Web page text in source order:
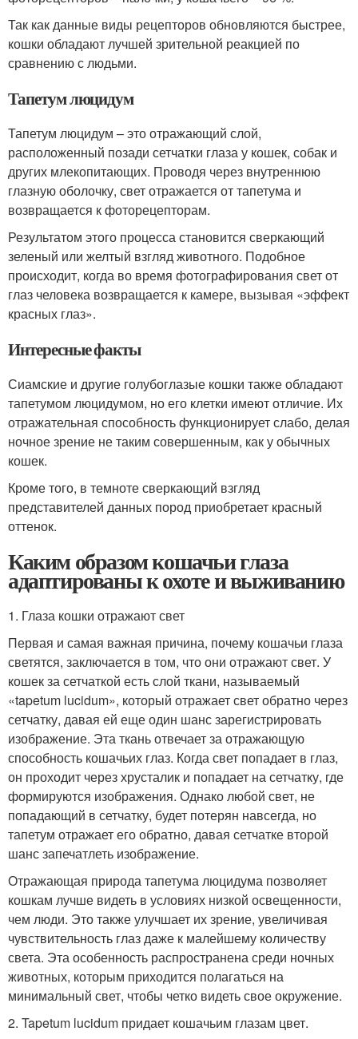
Так как данные виды рецепторов обновляются быстрее,
кошки обладают лучшей зрительной реакцией по
сравнению с людьми.
Тапетум люцидум
Тапетум люцидум – это отражающий слой,
расположенный позади сетчатки глаза у кошек, собак и
других млекопитающих. Проводя через внутреннюю
глазную оболочку, свет отражается от тапетума и
возвращается к фоторецепторам.
Результатом этого процесса становится сверкающий
зеленый или желтый взгляд животного. Подобное
происходит, когда во время фотографирования свет от
глаз человека возвращается к камере, вызывая «эффект
красных глаз».
Интересные факты
Сиамские и другие голубоглазые кошки также обладают
тапетумом люцидумом, но его клетки имеют отличие. Их
отражательная способность функционирует слабо, делая
ночное зрение не таким совершенным, как у обычных
кошек.
Кроме того, в темноте сверкающий взгляд
представителей данных пород приобретает красный
оттенок.
Каким образом кошачьи глаза
адаптированы к охоте и выживанию
1. Глаза кошки отражают свет
Первая и самая важная причина, почему кошачьи глаза
светятся, заключается в том, что они отражают свет. У
кошек за сетчаткой есть слой ткани, называемый
«tapetum lucidum», который отражает свет обратно через
сетчатку, давая ей еще один шанс зарегистрировать
изображение. Эта ткань отвечает за отражающую
способность кошачьих глаз. Когда свет попадает в глаз,
он проходит через хрусталик и попадает на сетчатку, где
формируются изображения. Однако любой свет, не
попадающий в сетчатку, будет потерян навсегда, но
тапетум отражает его обратно, давая сетчатке второй
шанс запечатлеть изображение.
Отражающая природа тапетума люцидума позволяет
кошкам лучше видеть в условиях низкой освещенности,
чем люди. Это также улучшает их зрение, увеличивая
чувствительность глаз даже к малейшему количеству
света. Эта особенность распространена среди ночных
животных, которым приходится полагаться на
минимальный свет, чтобы четко видеть свое окружение.
2. Tapetum lucidum придает кошачьим глазам цвет.